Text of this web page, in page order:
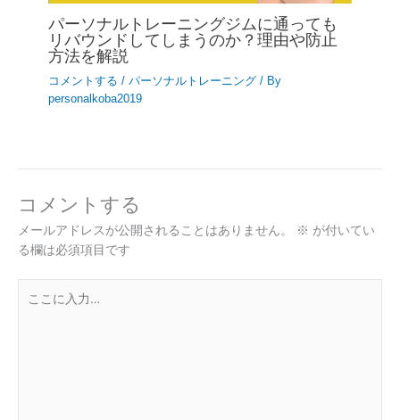
パーソナルトレーニングジムに通っても
リバウンドしてしまうのか？理由や防止
方法を解説
コメントする /パーソナルトレーニング / By
personalkoba2019
コメントする
メールアドレスが公開されることはありません。 ※ が付いてい
る欄は必須項目です